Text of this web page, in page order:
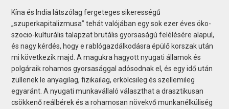
Kína és India látszólag fergeteges sikerességű
„szuperkapitalizmusa” tehát valójában egy sok ezer éves öko-
szocio-kulturális talapzat brutális gyorsaságú felélésére alapul,
és nagy kérdés, hogy e rablógazdálkodásra épülő korszak után
mi következik majd. A magukra hagyott nyugati államok és
polgáraik rohamos gyorsasággal adósodnak el, és egy idő után
züllenek le anyagilag, fizikailag, erkölcsileg és szellemileg
egyaránt. A nyugati munkavállaló választhat a drasztikusan
csökkenő reálbérek és a rohamosan növekvő munkanélküliség